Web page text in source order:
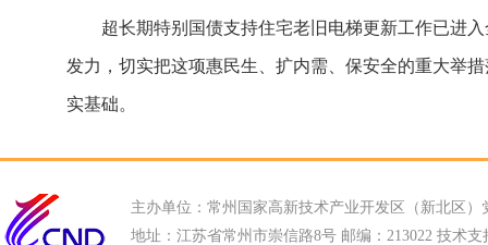
超长期特别国债支持住宅老旧电梯更新工作已进
发力，切实把这项惠民生、扩内需、保安全的重大举
实基础。
主办单位：常州国家高新技术产业开发区（新北区）
地址：江苏省常州市崇信路8号 邮编：213022 技术支